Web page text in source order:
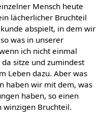
Mensch heute
lächerlicher Bruchteil
abspielt, in dem wir
was in unserer
ich nicht einmal
sitze und zumindest
Leben dazu. Aber was
haben wir mit dem, was
haben, so einen
winzigen Bruchteil.